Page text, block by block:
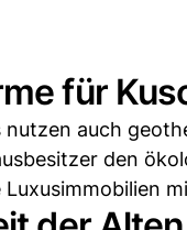
für
nutzen auch
den
Luxusimmobilien